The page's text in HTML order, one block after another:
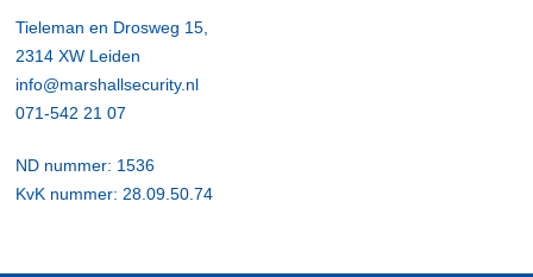
Tieleman en Drosweg 15,
2314 XW Leiden
info@marshallsecurity.nl
071-542 21 07
ND nummer: 1536
KvK nummer: 28.09.50.74